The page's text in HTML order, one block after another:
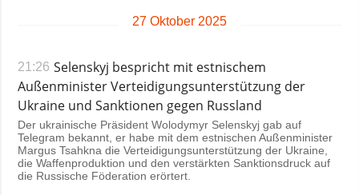
27 Oktober 2025
21:26 Selenskyj bespricht mit estnischem
Außenminister Verteidigungsunterstützung der
Ukraine und Sanktionen gegen Russland
Der ukrainische Präsident Wolodymyr Selenskyj gab auf
Telegram bekannt, er habe mit dem estnischen Außenminister
Margus Tsahkna die Verteidigungsunterstützung der Ukraine,
die Waffenproduktion und den verstärkten Sanktionsdruck auf
die Russische Föderation erörtert.